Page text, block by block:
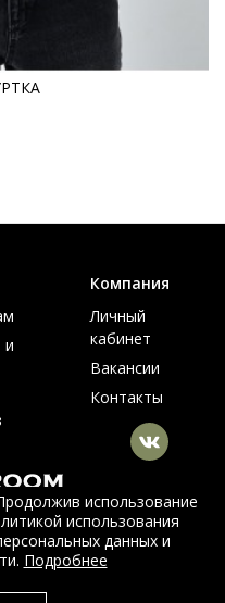
из меха и кожи
2026
и
Компания
Личный
кабинет
Вакансии
Контакты
использование
использования
данных и
Подробнее